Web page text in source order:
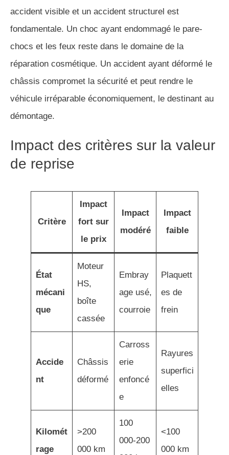
accident visible et un accident structurel est
fondamentale. Un choc ayant endommagé le pare-
chocs et les feux reste dans le domaine de la
réparation cosmétique. Un accident ayant déformé le
châssis compromet la sécurité et peut rendre le
véhicule irréparable économiquement, le destinant au
démontage.
Impact des critères sur la valeur
de reprise
Critère
Impact
fort sur
le prix
Impact
modéré
Impact
faible
État
mécani
que
Moteur
HS,
boîte
cassée
Embray
age usé,
courroie
Plaquett
es de
frein
Accide
nt
Châssis
déformé
Carross
erie
enfoncé
e
Rayures
superfici
elles
Kilomét
rage
>200
000 km
100
000-200
<100
000 km